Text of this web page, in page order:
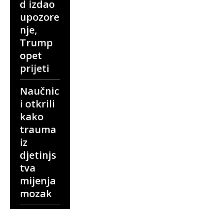
d izdao
upozore
nje,
Trump
opet
prijeti
Naučnic
i otkrili
kako
trauma
iz
djetinjs
tva
mijenja
mozak